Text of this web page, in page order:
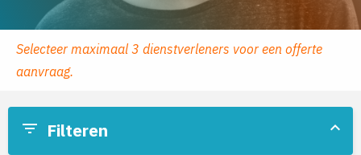
Selecteer maximaal 3 dienstverleners voor een offerte
aanvraag.
Filteren
filter_list keyboard_arrow_up